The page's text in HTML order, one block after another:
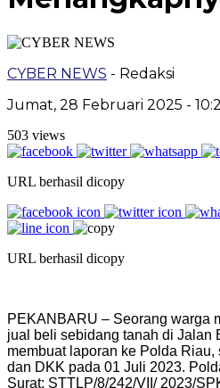
CYBER NEWS - Redaksi
Jumat, 28 Februari 2025 -
503 views
URL berhasil dicopy
URL berhasil dicopy
PEKANBARU – Seorang warga
jual beli sebidang tanah di Jalan
membuat laporan ke Polda
dan DKK pada 01 Juli 2023.
Surat: STTLP/8/242/VII/ 2023/